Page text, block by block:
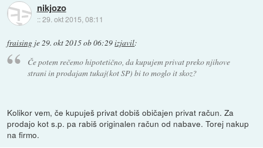
nikjozo
::29. okt 2015, 08:11
fraising je 29. okt 2015 ob 06:29izjavil:
Če potem rečemo hipotetično, da kupujem privat preko njihove
strani in prodajam tukaj(kot SP) bi to moglo it skoz?
Kolikor vem, če kupuješ privat dobiš običajen privat račun. Za
prodajo kot s.p. pa rabiš originalen račun od nabave. Torej nakup
na firmo.